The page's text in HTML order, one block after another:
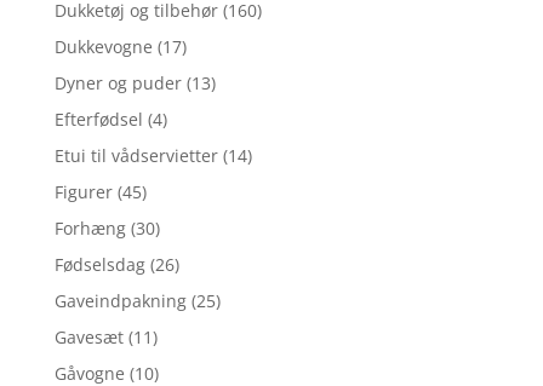
Dukketøj og tilbehør (160)
Dukkevogne (17)
Dyner og puder (13)
Efterfødsel (4)
Etui til vådservietter (14)
Figurer (45)
Forhæng (30)
Fødselsdag (26)
Gaveindpakning (25)
Gavesæt (11)
Gåvogne (10)